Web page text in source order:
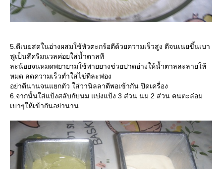
5.ตีเนยสดในอ่างผสมใช้หัวตะกร้อตีด้วยความเร็วสูง ตีจนเนยขึ้นเบา
ฟูเป็นสีครีมนวลค่อยใส่น้ำตาลที
ละน้อยจนหมดพยายามใช้พายยางช่วยปาดอ่างให้น้ำตาลละลายให้
หมด ลดความเร็วต่ำใส่ไข่ทีละฟอง
อย่าตีนานจนแยกตัว ใส่วานิลลาตีพอเข้ากัน ปิดเครื่อง
6.จากนั้นใส่แป้งสลับกับนม แบ่งแป้ง 3 ส่วน นม 2 ส่วน คนตะล่อม
เบาๆให้เข้ากันอย่านาน